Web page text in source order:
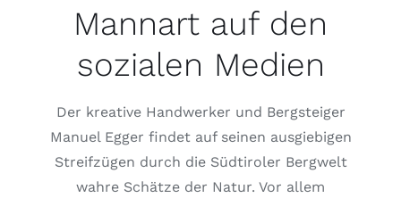
Mannart auf den
sozialen Medien
Der kreative Handwerker und Bergsteiger
Manuel Egger findet auf seinen ausgiebigen
Streifzügen durch die Südtiroler Bergwelt
wahre Schätze der Natur. Vor allem